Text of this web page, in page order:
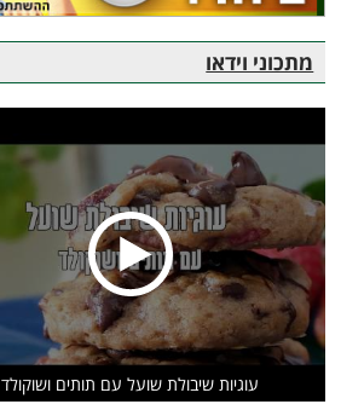
מתכוני וידאו
עוגיות שיבולת שועל עם תותים ושוקולד